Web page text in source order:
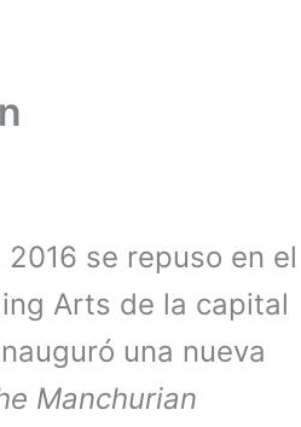
se repuso en el
Arts de la capital
una nueva
Manchurian